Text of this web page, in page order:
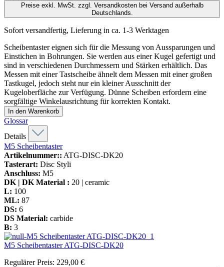
Preise exkl. MwSt. zzgl. Versandkosten bei Versand außerhalb
Deutschlands.
Sofort versandfertig, Lieferung in ca. 1-3 Werktagen
Scheibentaster eignen sich für die Messung von Aussparungen und
Einstichen in Bohrungen. Sie werden aus einer Kugel gefertigt und
sind in verschiedenen Durchmessern und Stärken erhältlich. Das
Messen mit einer Tastscheibe ähnelt dem Messen mit einer großen
Tastkugel, jedoch steht nur ein kleiner Ausschnitt der
Kugeloberfläche zur Verfügung. Dünne Scheiben erfordern eine
sorgfältige Winkelausrichtung für korrekten Kontakt.
In den Warenkorb
Glossar
Details
M5 Scheibentaster
Artikelnummer:: ATG-DISC-DK20
Tasterart: Disc Styli
Anschluss: M5
DK | DK Material : 20 | ceramic
L: 100
ML: 87
DS: 6
DS Material: carbide
B: 3
M5 ScheibentasterATG-DISC-DK20
Regulärer Preis: 229,00 €